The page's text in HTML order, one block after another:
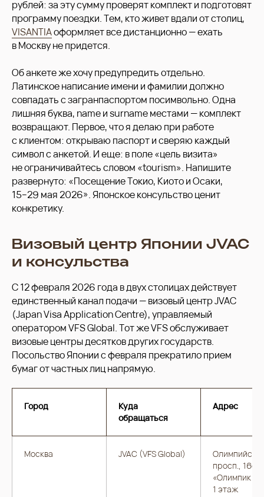
рублей: за эту сумму проверят комплект и подготовят
программу поездки. Тем, кто живет вдали от столиц,
VISANTIAоформляет все дистанционно — ехать
в Москву не придется.
Об анкете же хочу предупредить отдельно.
Латинское написание имени и фамилии должно
совпадать с загранпаспортом посимвольно. Одна
лишняя буква, name и surname местами — комплект
возвращают. Первое, что я делаю при работе
с клиентом: открываю паспорт и сверяю каждый
символ с анкетой. И еще: в поле «цель визита»
не ограничивайтесь словом «tourism». Напишите
развернуто: «Посещение Токио, Киото и Осаки,
15−29 мая 2026». Японское консульство ценит
конкретику.
Визовый центр Японии JVAC
и консульства
С 12 февраля 2026 года в двух столицах действует
единственный канал подачи — визовый центр JVAC
(Japan Visa Application Centre), управляемый
оператором VFS Global. Тот же VFS обслуживает
визовые центры десятков других государств.
Посольство Японии с февраля прекратило прием
бумаг от частных лиц напрямую.
Город
Куда
обращаться
Адрес
Москва JVAC (VFS Global)
просп.,
«Олимпик
1 этаж